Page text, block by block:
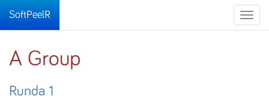
Toggle
SoftPeelR
A Group
Runda 1